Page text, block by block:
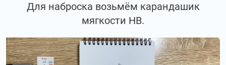
Для наброска возьмём карандашик
мягкости НВ.